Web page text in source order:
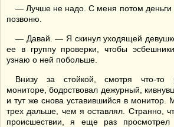
— Лучше не надо. С меня потом деньги
позвоню.
— Давай. — Я скинул уходящей
ее в группу проверки, чтобы
узнаю о ней побольше.
Внизу за стойкой, смотря что-то
мониторе, бодрствовал дежурный,
и тут же снова уставившийся в монитор.
трех дальше, чем я оставлял. Странно,
происшествии, я еще раз